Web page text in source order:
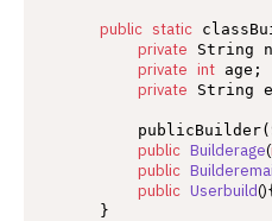
public static
private String
private int age;
private String
public Builderage(
public
public Userbuild()
    }